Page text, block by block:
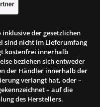
der gesetzlichen
sind nicht im Lieferumfang
kostenfrei innerhalb
beziehen sich entweder
der Händler innerhalb der
verlangt hat, oder –
– auf die
des Herstellers.